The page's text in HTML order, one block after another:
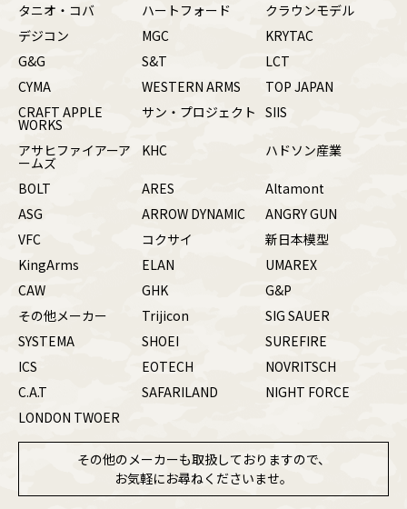
タニオ・コバ
ハートフォード
クラウンモデル
デジコン
MGC
KRYTAC
G&G
S&T
LCT
CYMA
WESTERN ARMS
TOP JAPAN
CRAFT APPLE
WORKS
サン・プロジェクト SIIS
アサヒファイアーア
ームズ
KHC ハドソン産業
BOLT ARES
Altamont
ASG
ARROW DYNAMIC
ANGRY GUN
VFC
コクサイ
新日本模型
KingArms
ELAN
UMAREX
CAW
GHK
G&P
その他メーカー
Trijicon
SIG SAUER
SYSTEMA
SHOEI
SUREFIRE
ICS
EOTECH
NOVRITSCH
C.A.T
SAFARILAND
NIGHT FORCE
LONDON TWOER
その他のメーカーも取扱しておりますので、
お気軽にお尋ねくださいませ。